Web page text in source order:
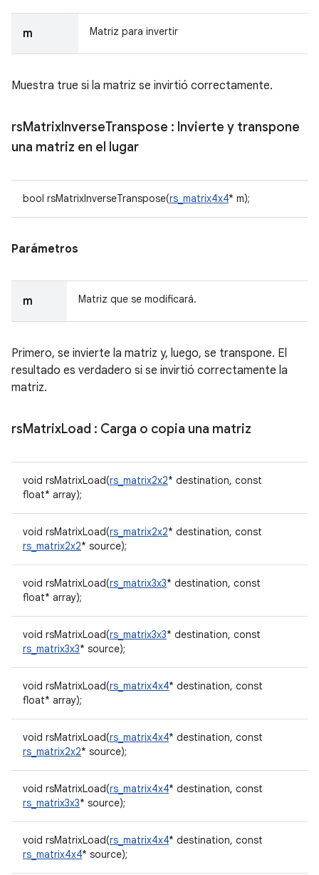
m Matriz para invertir
Muestra true si la matriz se invirtió correctamente.
rsMatrix InverseTranspose : Invierte y transpone
una matriz en el lugar
bool rsMatrixInverseTranspose(rs_matrix4x4* m);
Parámetros
m Matriz que se modificará.
Primero, se invierte la matriz y, luego, se transpone. El
resultado es verdadero si se invirtió correctamente la
matriz.
rsMatrixLoad : Carga o copia una matriz
void rsMatrixLoad(rs_matrix2x2* destination, const
float* array);
void rsMatrixLoad(rs_matrix2x2* destination, const
rs_matrix2x2* source);
void rsMatrixLoad(rs_matrix3x3* destination, const
float* array);
void rsMatrixLoad(rs_matrix3x3* destination, const
rs_matrix3x3* source);
void rsMatrixLoad(rs_matrix4x4* destination, const
float* array);
void rsMatrixLoad(rs_matrix4x4* destination, const
rs_matrix2x2* source);
void rsMatrixLoad(rs_matrix4x4* destination, const
rs_matrix3x3* source);
void rsMatrixLoad(rs_matrix4x4* destination, const
rs_matrix4x4* source);